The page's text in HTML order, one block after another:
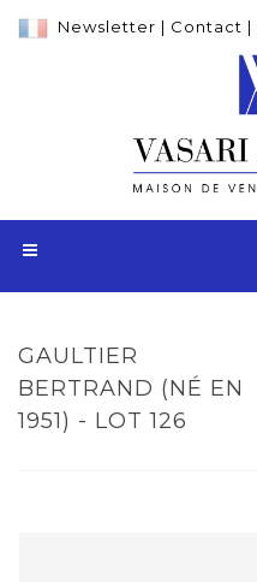
Newsletter | Contact |
GAULTIER
BERTRAND (NÉ EN
1951) - LOT 126